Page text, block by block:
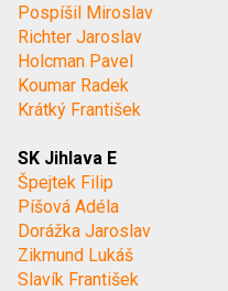
Pospíšil Miroslav
Richter Jaroslav
Holcman Pavel
Koumar Radek
Krátký František
SK Jihlava E
Špejtek Filip
Píšová Adéla
Dorážka Jaroslav
Zikmund Lukáš
Slavík František